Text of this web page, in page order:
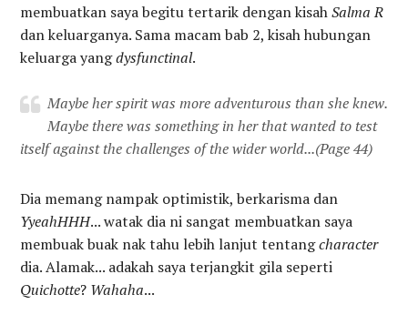
membuatkan saya begitu tertarik dengan kisahSalma R
dan keluarganya. Sama macam bab 2, kisah hubungan
keluarga yangdysfunctinal.
Maybe her spirit was more adventurous than she knew.
Maybe there was something in her that wanted to test
itself against the challenges of the wider world...(Page 44)
Dia memang nampak optimistik, berkarisma dan
YyeahHHH... watak dia ni sangat membuatkan saya
membuak buak nak tahu lebih lanjut tentangcharacter
dia. Alamak... adakah saya terjangkit gila seperti
Quichotte? Wahaha...